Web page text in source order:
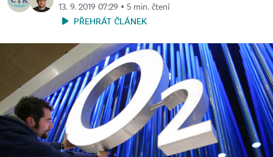
13. 9. 2019 07:29 ▪ 5 min. čtení
PŘEHRÁT ČLÁNEK